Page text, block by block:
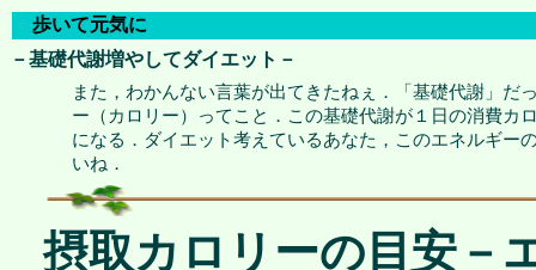
歩いて元気に
－基礎代謝増やしてダイエット－
また，わかんない言葉が出てきたねぇ．「基礎代謝」
ー（カロリー）ってこと．この基礎代謝が１日の消費カ
になる．ダイエット考えているあなた，このエネルギー
いね．
摂取カロリーの目安－